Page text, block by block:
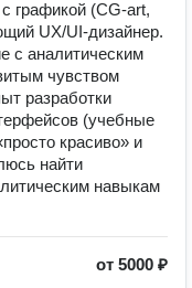
графикой (CG-art,
UX/UI-дизайнер.
с аналитическим
чувством
разработки
(учебные
красиво» и
найти
навыкам
от 5000 ₽